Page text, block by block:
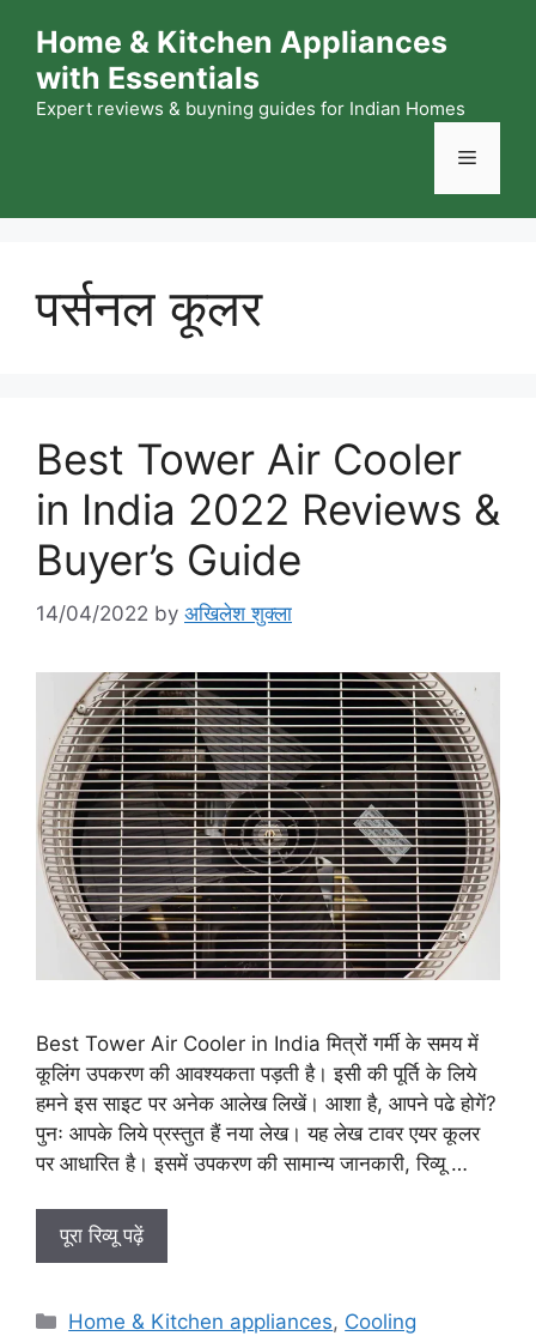
content
Home & Kitchen Appliances
with Essentials
Expert reviews & buyning guides for Indian Homes
Menu
पर्सनल कूलर
Best Tower Air Cooler
in India 2022 Reviews &
Buyer’s Guide
14/04/2022 by अखिलेश शुक्ला
Best Tower Air Cooler in India मित्रों गर्मी के समय में
कूलिंग उपकरण की आवश्यकता पड़ती है। इसी की पूर्ति के लिये
हमने इस साइट पर अनेक आलेख लिखें। आशा है, आपने पढे होगें?
पुनः आपके लिये प्रस्तुत हैं नया लेख। यह लेख टावर एयर कूलर
पर आधारित है। इसमें उपकरण की सामान्य जानकारी, रिव्यू …
पूरा रिव्यू पढ़ें
Categories
Home & Kitchen appliances, Cooling